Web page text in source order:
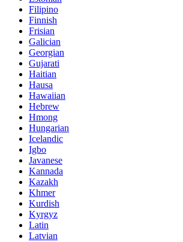
Filipino
Finnish
Frisian
Galician
Georgian
Gujarati
Haitian
Hausa
Hawaiian
Hebrew
Hmong
Hungarian
Icelandic
Igbo
Javanese
Kannada
Kazakh
Khmer
Kurdish
Kyrgyz
Latin
Latvian